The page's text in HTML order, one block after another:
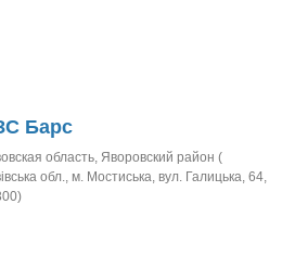
Барс
область, Яворовский район (
обл., м. Мостиська, вул. Галицька, 64,